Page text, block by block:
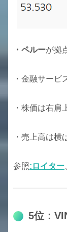
・ペルーが拠
・金融サービ
・株価は右肩
・売上高は横
参照:ロイター
5位：